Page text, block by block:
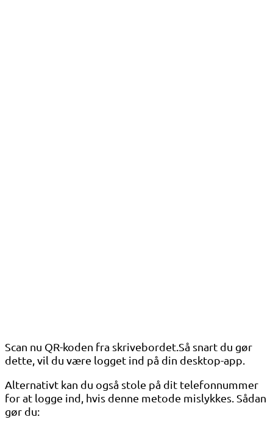
Scan nu QR-koden fra skrivebordet.Så snart du gør
dette, vil du være logget ind på din desktop-app.
Alternativt kan du også stole på dit telefonnummer
for at logge ind, hvis denne metode mislykkes. Sådan
gør du: